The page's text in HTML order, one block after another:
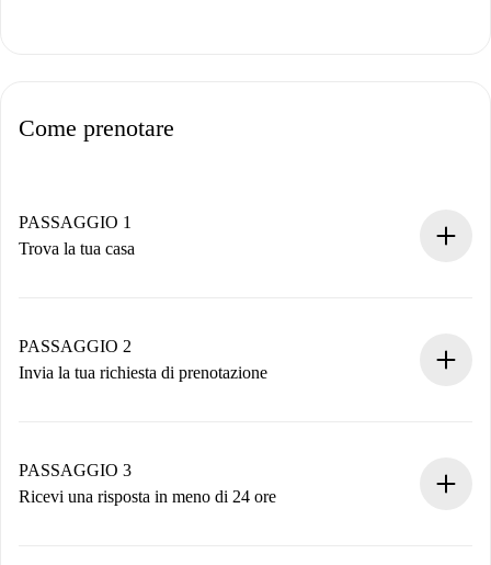
Come prenotare
PASSAGGIO 1
Trova la tua casa
Hai tutte le informazioni necessarie in anticipo.
PASSAGGIO 2
Invia la tua richiesta di prenotazione
non accetta.
PASSAGGIO 3
Ricevi una risposta in meno di 24 ore